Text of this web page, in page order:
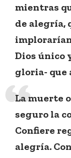
mientras
de alegría,
Dios único
gloria- que
La muerte
seguro la
Confiere
alegría.